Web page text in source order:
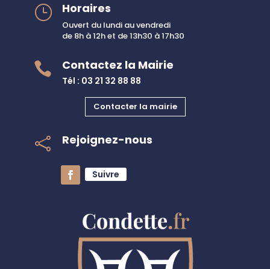
} Horaires
Ouvert du lundi au vendredi
de 8h à 12h et de 13h30 à 17h30
 Contactez la Mairie
Tél : 03 21 32 88 88
Contacter la mairie
 Rejoignez-nous
Suivre